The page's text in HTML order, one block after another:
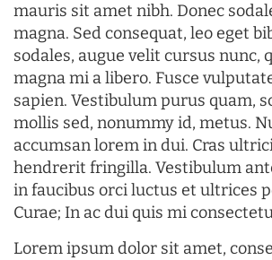
mauris sit amet nibh. Donec
magna. Sed consequat, leo eget
sodales, augue velit cursus nunc,
magna mi a libero. Fusce
sapien. Vestibulum purus quam,
mollis sed, nonummy id, metus.
accumsan lorem in dui. Cras
hendrerit fringilla. Vestibulum
in faucibus orci luctus et ultrices
Curae; In ac dui quis mi
Lorem ipsum dolor sit amet,